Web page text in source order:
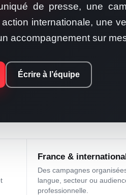
de presse, une
internationale, une
accompagnement sur
Écrire à l’équipe
France &
Des campagnes
langue, secteur ou
professionnelle.